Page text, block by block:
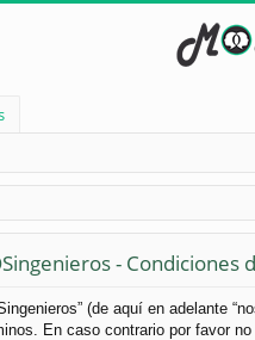
- Condiciones
(de aquí en adelante
En caso contrario por favor